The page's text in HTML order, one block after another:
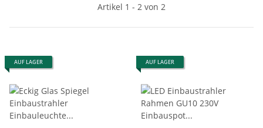
Artikel 1 - 2 von 2
AUF LAGER AUF LAGER